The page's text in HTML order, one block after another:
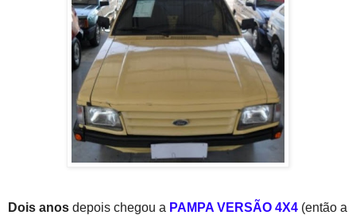
Dois anos depois chegou a PAMPA VERSÃO 4X4 (então a